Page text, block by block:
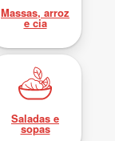
Massas, arroz
e cia
Saladas e
sopas